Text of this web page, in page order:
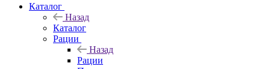
Каталог
Назад
Каталог
Рации
Назад
Рации